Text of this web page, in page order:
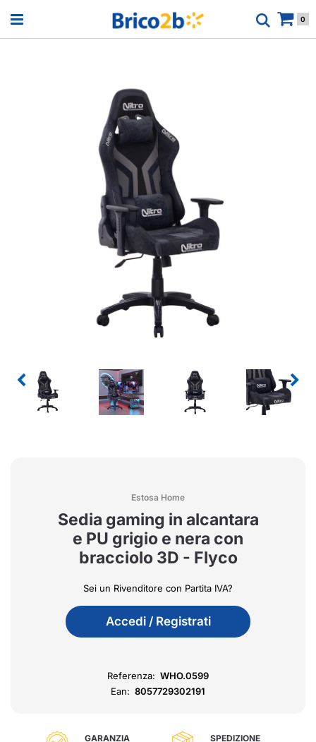
Open menu 0
Estosa Home
Sedia gaming in alcantara
e PU grigio e nera con
bracciolo 3D - Flyco
Sei un Rivenditore con Partita IVA?
Accedi / Registrati
Referenza: WHO.0599
Ean: 8057729302191
GARANZIA
SPEDIZIONE